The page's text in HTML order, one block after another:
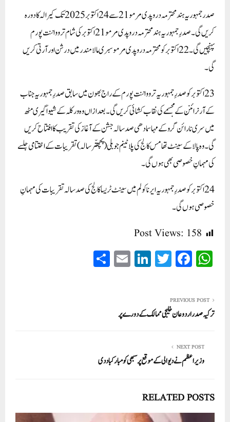
صدرجمہوریہ ہند محترمہ دروپدی مرمو 21 سے 24 اکتوبر 2025تک کیرالہ کا دورہ
کریں گی۔صدرِ جمہوریہ ہند محترمہ دروپدی مرمو21اکتوبر کی شام تروواننت پورم
پہنچیں گی۔22اکتوبر کو محترمہ دروپدی مرمو سبری مالا مندر میں درشن اور آرتی کریں
گی۔
23اکتوبر کو صدرِ جمہوریہ تروواننت پورم کے راج بھون میں سابق صدرِ جمہوریہ جناب
کے آر نرائنن کے مجسمے کی نقاب کشائی کریں گی۔ بعد ازاں وہ ورکلہ کے شیواگیری مٹھ
میں سری نارائن گرو کے مہاسمادھی صد سالہ جشن کے آغاز کی تقریب کا افتتاح کریں
گی۔ وہ پالا کے سینٹ تھامس کالج کی پلاٹینم جوبلی (پچھتّر سالہ) تقریبات کے اختتامی جلسے
کی مہمانِ خصوصی بھی ہوں گی۔
24اکتوبر کو صدرِ جمہوریہ ایرناکولم میں سینٹ ٹریسا کالج کی صد سالہ تقریبات کی مہمانِ
خصوصی ہوں گی۔
Post Views: 158
W
ha
A
pp
Fa
ce
ok
T
wi
r
Li
nk
In
E
m
PREVIOUS POST
ترکیہ صدر اردوعان خلیجی ممالک کے دورے پر
NEXT POST
وزیر اعظم نے دیوالی کے موقع پر سبھی کو مبارکباد دی
RELATED POSTS